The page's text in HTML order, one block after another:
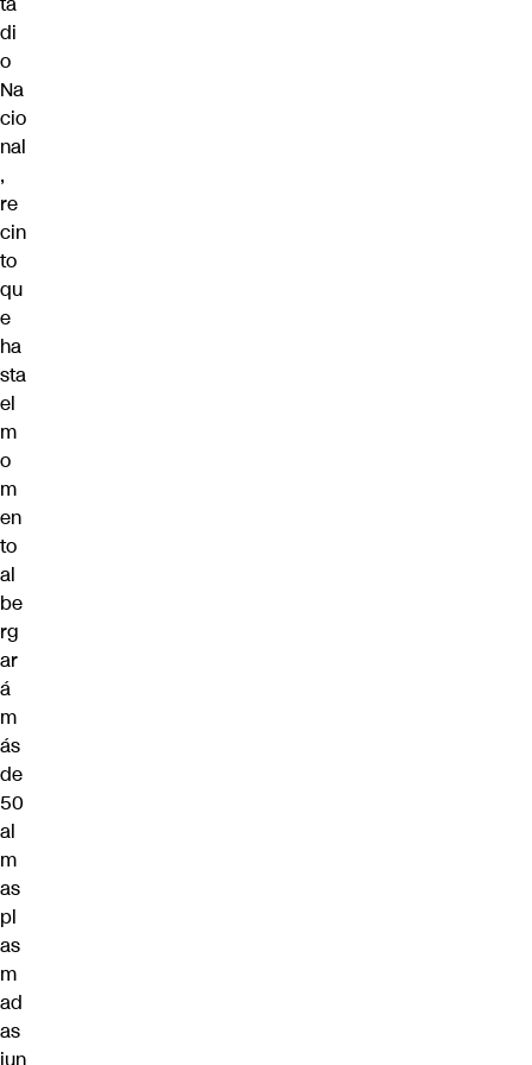
di
o
Na
cio
nal
,
re
cin
to
qu
e
ha
sta
el
m
o
m
en
to
al
be
rg
ar
á
m
ás
de
50
al
m
as
pl
as
m
ad
as
jun